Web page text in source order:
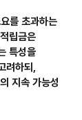
를 초과하는
립금은
특성을
려하되,
지속 가능성